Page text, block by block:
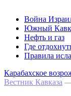
Война
Южный
Нефть и газ
Где
Правила
Карабахское
Вестник Кавказа